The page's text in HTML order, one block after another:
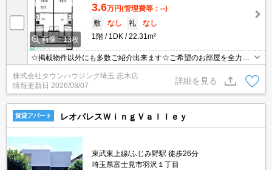
画像：13枚
3.6万円(管理費等：--)
敷
なし 礼
なし
1階
1DK 22.31m²
☆掲載物件以外にも多数ご紹介出来ます☆ご希望のお部屋を全力で
お探しさせて頂きます♪
株式会社タウンハウジング埼玉 志木店
情報更新日 2026/08/07
詳細を見る
賃貸アパート レオパレスＷｉｎｇＶａｌｌｅｙ
東武東上線/ふじみ野駅 徒歩26分
埼玉県富士見市羽沢１丁目